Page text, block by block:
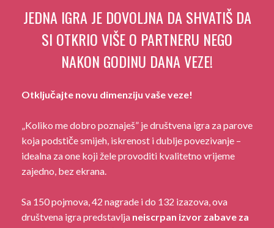
JEDNA IGRA JE DOVOLJNA DA SHVATIŠ DA
SI OTKRIO VIŠE O PARTNERU NEGO
NAKON GODINU DANA VEZE!
Otključajte novu dimenziju vaše veze!
„Koliko me dobro poznaješ” je društvena igra za parove
koja podstiče smijeh, iskrenost i dublje povezivanje –
idealna za one koji žele provoditi kvalitetno vrijeme
zajedno, bez ekrana.
Sa 150 pojmova, 42 nagrade i do 132 izazova, ova
društvena igra predstavlja neiscrpan izvor zabave za